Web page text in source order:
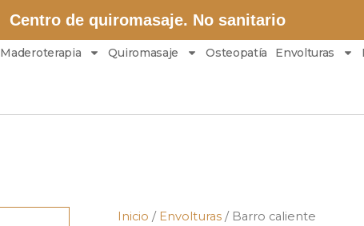
Centro de quiromasaje. No sanitario
Maderoterapia Quiromasaje Osteopatía Envolturas
Inicio / Envolturas/ Barro caliente